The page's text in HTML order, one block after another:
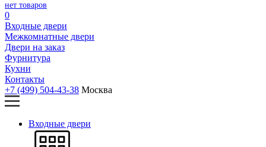
нет товаров
0
Входные двери
Межкомнатные двери
Двери на заказ
Фурнитура
Кухни
Контакты
+7 (499) 504-43-38 Москва
Входные двери